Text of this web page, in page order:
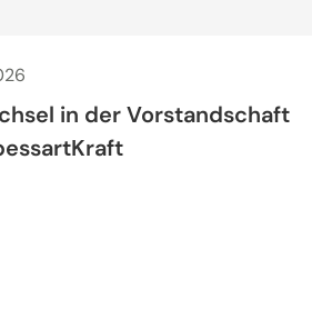
in der Vorstandschaft